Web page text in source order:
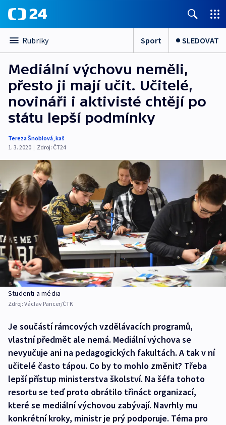
Rubriky Sport SLEDOVAT
Mediální výchovu neměli,
přesto ji mají učit. Učitelé,
novináři i aktivisté chtějí po
státu lepší podmínky
Tereza Šnoblová,kaš
1. 3. 2020 | Zdroj: ČT24
Studenti a média
Zdroj: Václav Pancer/ČTK
Je součástí rámcových vzdělávacích programů,
vlastní předmět ale nemá. Mediální výchova se
nevyučuje ani na pedagogických fakultách. A tak v ní
učitelé často tápou. Co by to mohlo změnit? Třeba
lepší přístup ministerstva školství. Na šéfa tohoto
resortu se teď proto obrátilo třináct organizací,
které se mediální výchovou zabývají. Navrhly mu
konkrétní kroky, ministr je prý podporuje. Téma pro